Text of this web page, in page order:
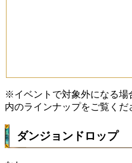
※イベントで対象外になる場
内のラインナップをご覧くだ
ダンジョンドロップ